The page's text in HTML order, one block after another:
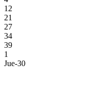
12
21
27
34
39
1
Jue-30